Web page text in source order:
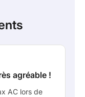
agréable !
AC lors de